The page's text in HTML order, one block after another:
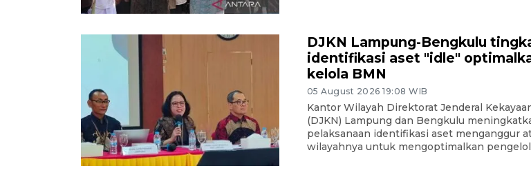
DJKN Lampung-Bengkulu
identifikasi aset "idle"
kelola BMN
05 August 2026 19:08 WIB
Kantor Wilayah Direktorat Jenderal
(DJKN) Lampung dan Bengkulu
pelaksanaan identifikasi aset menganggur
wilayahnya untuk mengoptimalkan